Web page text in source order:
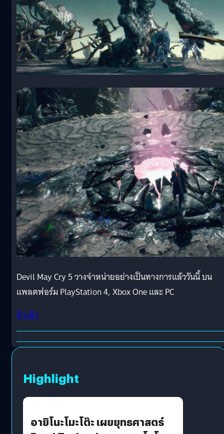
Devil May Cry 5 วางจำหน่ายอย่างเป็นทางการแล้ววันนี้ บน
แพลตฟอร์ม PlayStation 4, Xbox One และ PC
อ้างอิง
Highlight
อายิโนะโมะโต๊ะ เผยยุทธศาสตร์